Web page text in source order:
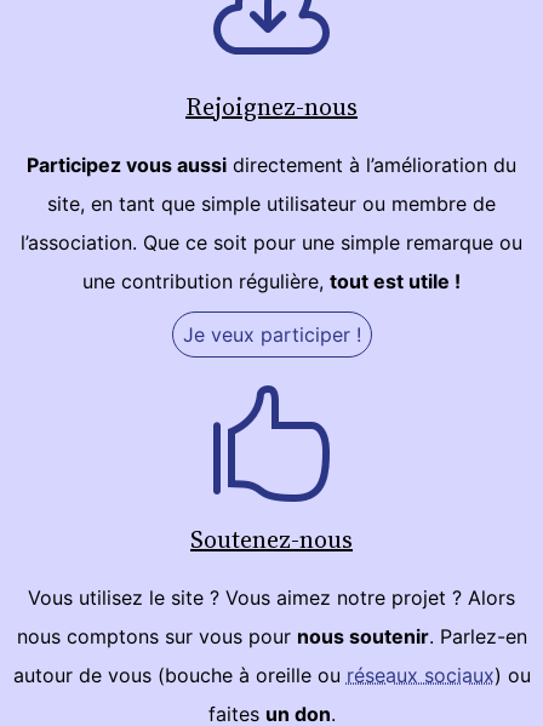
Rejoignez-nous
Participez vous aussi directement à l’amélioration du
site, en tant que simple utilisateur ou membre de
l’association. Que ce soit pour une simple remarque ou
une contribution régulière, tout est utile !
Je veux participer !
Soutenez-nous
Vous utilisez le site ? Vous aimez notre projet ? Alors
nous comptons sur vous pour nous soutenir. Parlez-en
autour de vous (bouche à oreille ou réseaux sociaux) ou
faites un don.